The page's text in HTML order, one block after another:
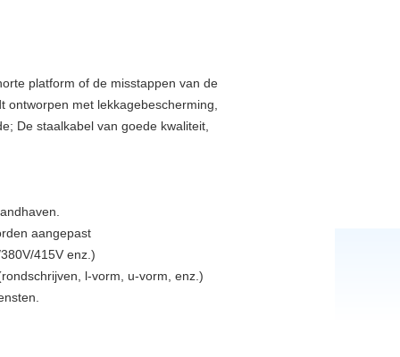
platform of de misstappen van de
met lekkagebescherming,
De staalkabel van goede kwaliteit,
aangepast
415V enz.)
l-vorm, u-vorm, enz.)